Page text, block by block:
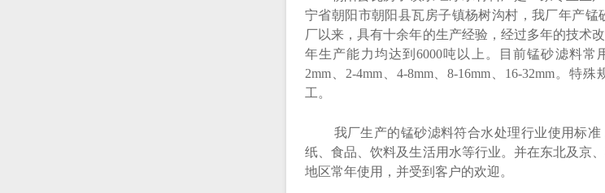
宁省朝阳市朝阳县瓦房子镇杨树沟村，我厂年产锰
厂以来，具有十余年的生产经验，经过多年的技术
年生产能力均达到6000吨以上。目前锰砂滤料常
2mm、2-4mm、4-8mm、8-16mm、16-32mm。特
工。
我厂生产的锰砂滤料符合水处理行业使用标准
纸、食品、饮料及生活用水等行业。并在东北及京
地区常年使用，并受到客户的欢迎。